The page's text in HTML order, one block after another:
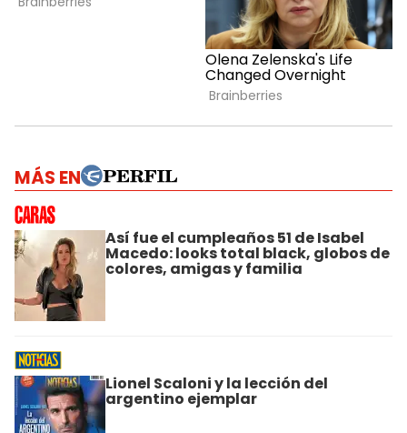
MÁS EN
Así fue el cumpleaños 51 de Isabel
Macedo: looks total black, globos de
colores, amigas y familia
Lionel Scaloni y la lección del
argentino ejemplar